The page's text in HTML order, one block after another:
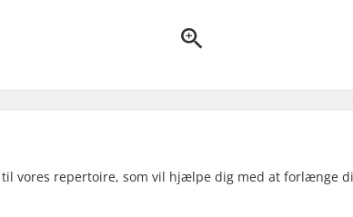
vores repertoire, som vil hjælpe dig med at forlænge